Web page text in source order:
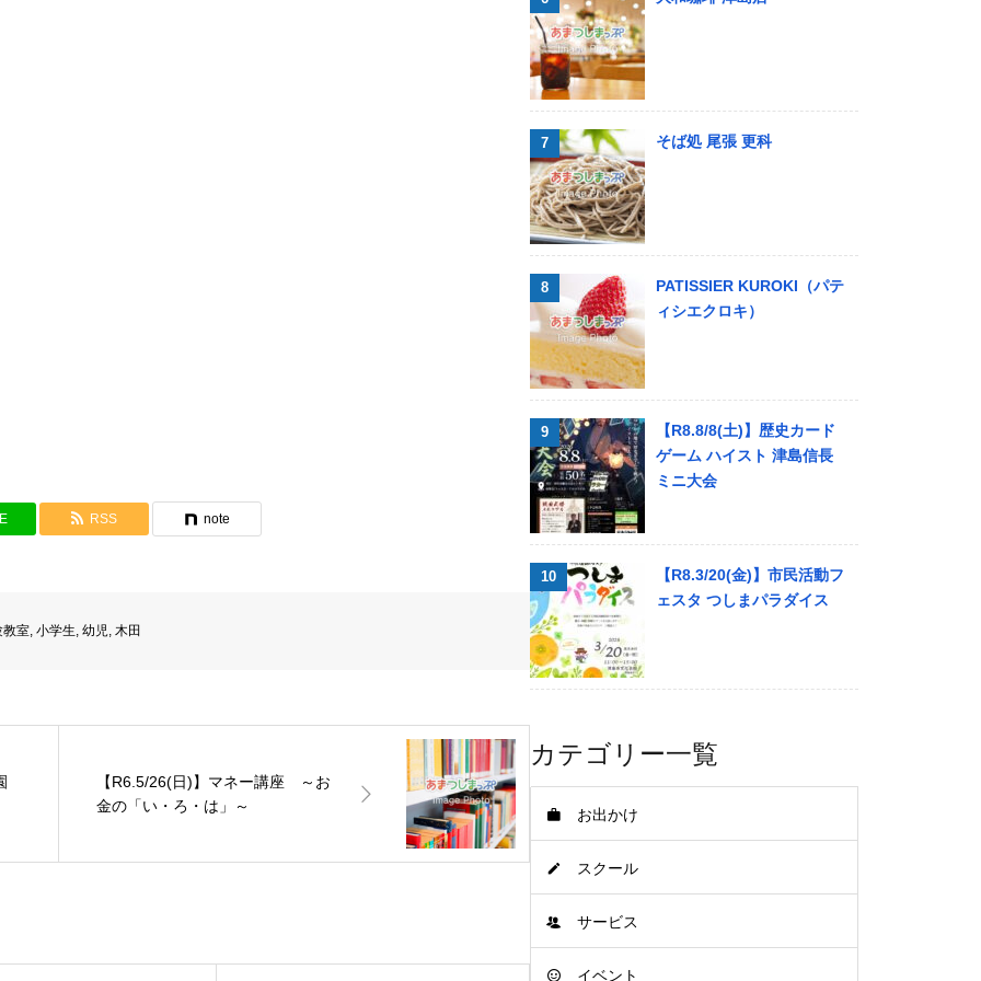
RSS note
教室 小学生 幼児 木田
【R6.5/26(日)】マネー講座 ～お
金の「い・ろ・は」～
そば処 尾張 更科
PATISSIER KUROKI（パテ
ィシエクロキ）
【R8.8/8(土)】歴史カード
ゲーム ハイスト 津島信長
ミニ大会
【R8.3/20(金)】市民活動フ
ェスタ つしまパラダイス
カテゴリー一覧
お出かけ
スクール
サービス
イベント